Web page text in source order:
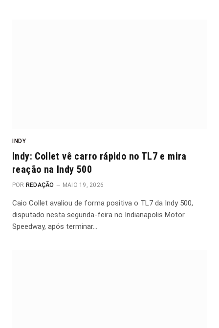
INDY
Indy: Collet vê carro rápido no TL7 e mira
reação na Indy 500
POR REDAÇÃO MAIO 19, 2026
Caio Collet avaliou de forma positiva o TL7 da Indy 500,
disputado nesta segunda-feira no Indianapolis Motor
Speedway, após terminar…